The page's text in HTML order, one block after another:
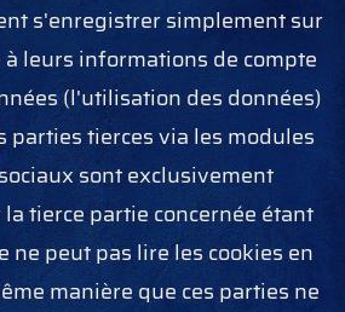
s'enregistrer simplement sur
leurs informations de compte
(l'utilisation des données)
parties tierces via les modules
sont exclusivement
tierce partie concernée étant
ne peut pas lire les cookies en
manière que ces parties ne